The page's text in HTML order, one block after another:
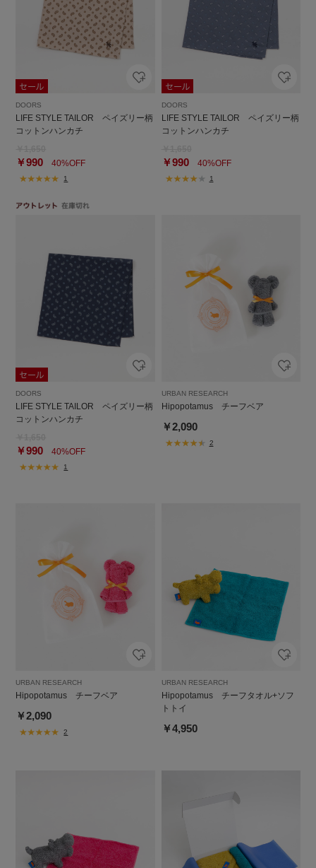
DOORS
LIFE STYLE TAILOR ペイズリー柄
コットンハンカチ
￥990 40%OFF
1
DOORS
LIFE STYLE TAILOR ペイズリー柄
コットンハンカチ
￥99040%OFF
1
DOORS
LIFE STYLE TAILOR ペイズリー柄
コットンハンカチ
￥990 40%OFF
1
URBAN RESEARCH
Hipopotamus チーフベア
￥2,090
2
URBAN RESEARCH
Hipopotamus チーフベア
￥2,090
2
URBAN RESEARCH
Hipopotamus チーフタオル+ソフ
トトイ
￥4,950